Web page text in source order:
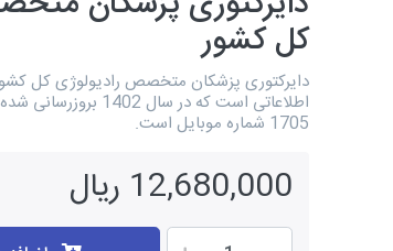
کل کشور
اطلاعاتی است که در سال
1705 شماره موبایل است.
12,680,000 ریال